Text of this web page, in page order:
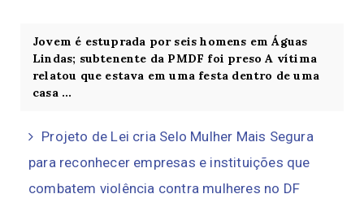
Jovem é estuprada por seis homens em Águas
Lindas; subtenente da PMDF foi preso A vítima
relatou que estava em uma festa dentro de uma
casa ...
Projeto de Lei cria Selo Mulher Mais Segura
para reconhecer empresas e instituições que
combatem violência contra mulheres no DF